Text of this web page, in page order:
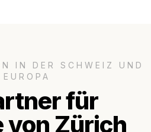
IN DER SCHWEIZ UND
für
von Zürich